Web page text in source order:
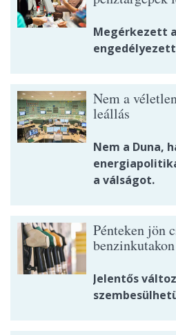
Megérkezett
Nem a
leállás
Nem a Duna,
a válságot.
Pénteken jön
benzinkutakon
Jelentős